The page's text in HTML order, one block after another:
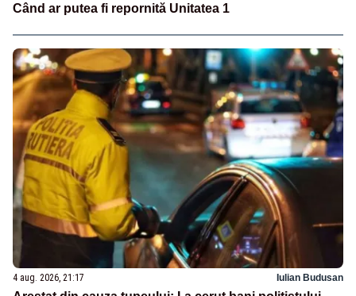
Când ar putea fi repornită Unitatea 1
4 aug. 2026, 21:17 Iulian Budusan